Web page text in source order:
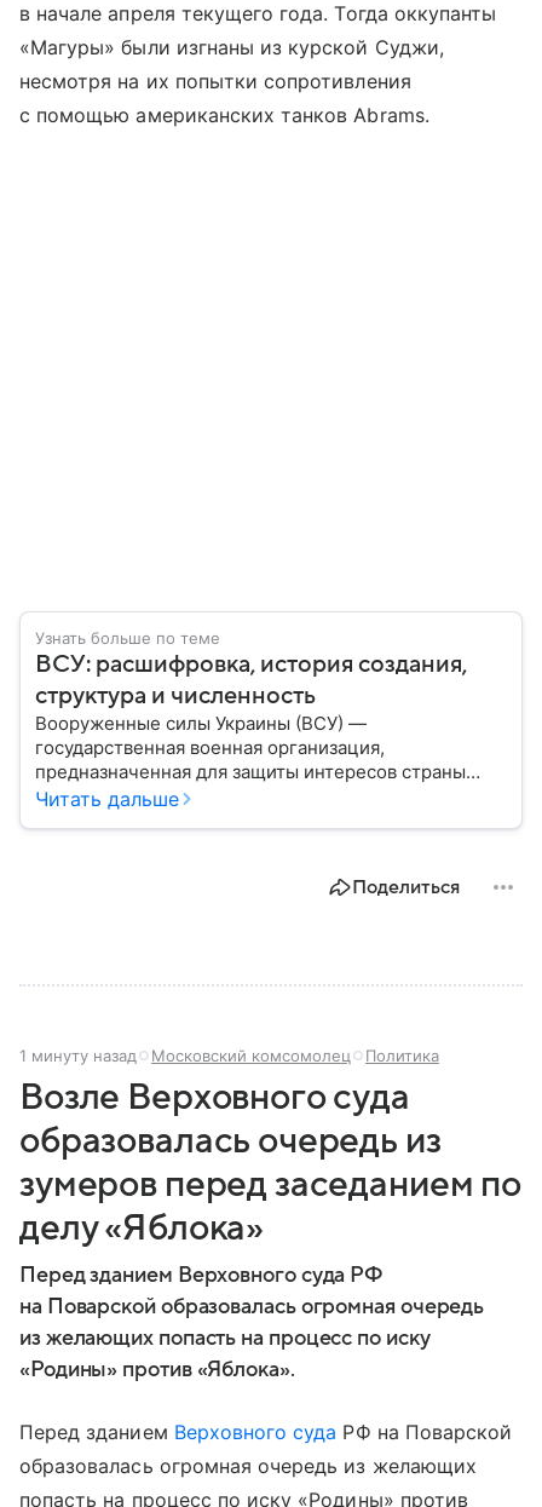
в начале апреля текущего года. Тогда оккупанты
«Магуры» были изгнаны из курской Суджи,
несмотря на их попытки сопротивления
с помощью американских танков Abrams.
Узнать больше по теме
ВСУ: расшифровка, история создания,
структура и численность
Вооруженные силы Украины (ВСУ) —
государственная военная организация,
предназначенная для защиты интересов страны
военным путем. Была создана после
Читать дальше
Поделиться
1 минуту назад Московский комсомолец Политика
Возле Верховного суда
образовалась очередь из
зумеров перед заседанием по
делу «Яблока»
Перед зданием Верховного суда РФ
на Поварской образовалась огромная очередь
из желающих попасть на процесс по иску
«Родины» против «Яблока».
Перед зданием Верховного суда РФ на Поварской
образовалась огромная очередь из желающих
попасть на процесс по иску «Родины» против